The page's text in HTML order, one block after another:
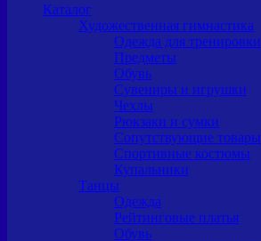
Каталог
Художественная гимнастика
Одежда для тренировки
Предметы
Обувь
Сувениры и игрушки
Чехлы
Рюкзаки и сумки
Сопутствующие товары
Спортивные костюмы
Купальники
Танцы
Одежда
Рейтинговые платья
Обувь